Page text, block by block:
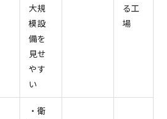
大規
模設
備を
見せ
やす
い
る工
場
・衛